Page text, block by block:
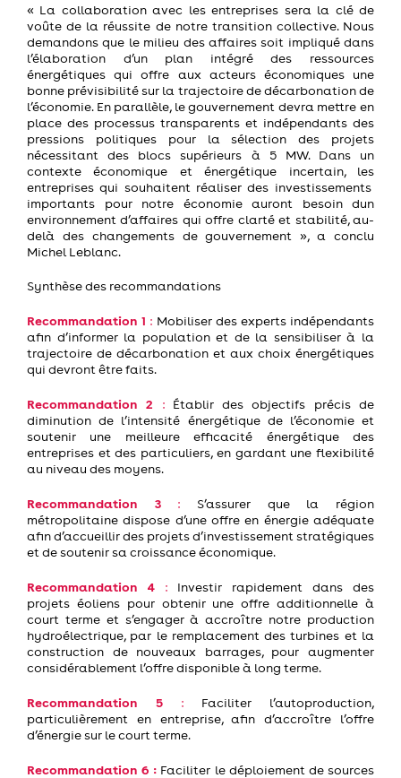
« La collaboration avec les entreprises sera la clé de
voûte de la réussite de notre transition collective. Nous
demandons que le milieu des affaires soit impliqué dans
l’élaboration d’un plan intégré des ressources
énergétiques qui offre aux acteurs économiques une
bonne prévisibilitésur la trajectoire de décarbonation de
l’économie. En parallèle, le gouvernement devra mettre en
place des processus transparents et indépendants des
pressions politiques pour lasélection des projets
nécessitant des blocs supérieurs à 5
MW. Dans un
contexte économique et énergétique incertain, les
entreprisesqui souhaitent réaliser des investissements
importants pour notre économie auront besoin dun
environnement d’affaires qui offre clarté et stabilité, au-
delà des changements de gouvernement », a conclu
Michel Leblanc.
Synthèse des recommandations
Recommandation 1 : Mobiliser des experts indépendants
afin d’informer la population et de la sensibiliser à la
trajectoire de décarbonation et aux choix énergétiques
qui devront être faits.
Recommandation 2 : Établir des objectifs précis de
diminution de l’intensité énergétique de l’économie et
soutenir une meilleure efficacité énergétique des
entreprises et des particuliers, en gardant une flexibilité
au niveau des moyens.
Recommandation 3:
S’assurer que la région
métropolitaine dispose d’une offre en énergie adéquate
afin d’accueillir des projets d’investissement stratégiques
etdesoutenir sa croissance économique.
Recommandation 4 :
Investir rapidement dans des
projets éoliens pour obtenir une offre additionnelle à
court terme et s’engager à accroître notre production
hydroélectrique, par le remplacement des turbines et la
construction de nouveaux barrages, pour augmenter
considérablement l’offre disponible à long terme.
Recommandation 5 :
Faciliter l’autoproduction,
particulièrement en entreprise, afin d’accroître l’offre
d’énergie sur le court terme.
Recommandation 6 : Faciliter le déploiement de sources